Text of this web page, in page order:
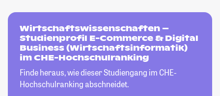
Wirtschaftswissenschaften –
Studienprofil E-Commerce & Digital
Business (Wirtschaftsinformatik)
im CHE-Hochschulranking
Finde heraus, wie dieser Studiengang im CHE-
Hochschulranking abschneidet.